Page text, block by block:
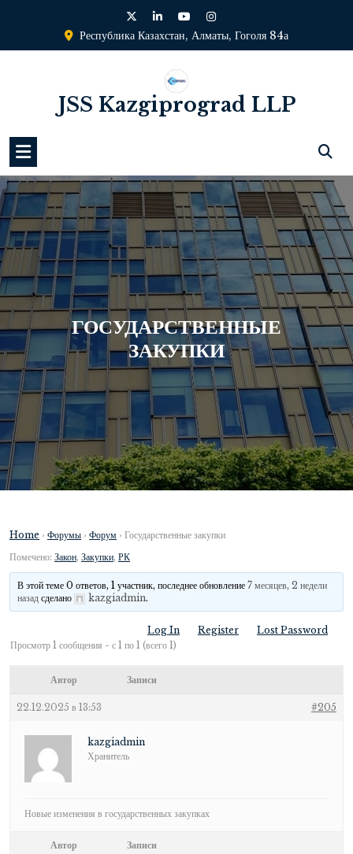
содержимому
Республика Казахстан, Алматы, Гоголя 84а
JSS Kazgiprograd LLP
ГОСУДАРСТВЕННЫЕ
ЗАКУПКИ
Home › Форумы › Форум › Государственные закупки
Помечено: Закон, Закупки, РК
В этой теме 0 ответов, 1 участник, последнее обновление7 месяцев, 2 недели
назад сделано kazgiadmin.
Log In Register
Lost Password
Просмотр 1 сообщения - с 1 по 1 (всего 1)
Автор Записи
22.12.2025 в 13:53 #205
kazgiadmin
Хранитель
Новые изменения в государственных закупках
Автор Записи